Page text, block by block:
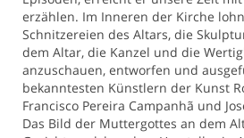
erzählen. Im Inneren der Kirche
Schnitzereien des Altars, die
dem Altar, die Kanzel und die
anzuschauen, entworfen und
bekanntesten Künstlern der Kunst
Francisco Pereira Campanhã und
Das Bild der Muttergottes an dem